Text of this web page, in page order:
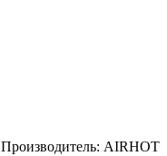
Производитель: AIRHOT